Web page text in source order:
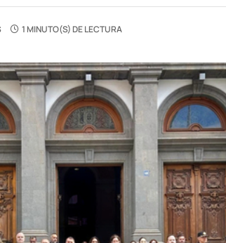
1 MINUTO(S) DE LECTURA